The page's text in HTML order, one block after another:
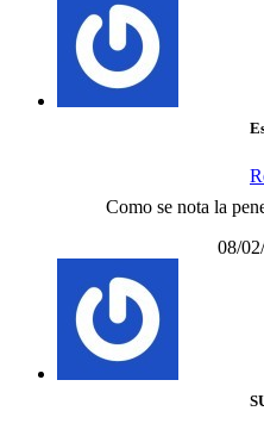
Como se nota la
08/